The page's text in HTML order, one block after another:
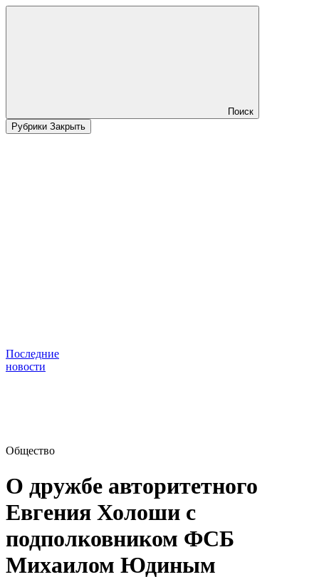
Поиск
Рубрики Закрыть
Последние
новости
Общество
О дружбе авторитетного
Евгения Холоши с
подполковником ФСБ
Михаилом Юдиным